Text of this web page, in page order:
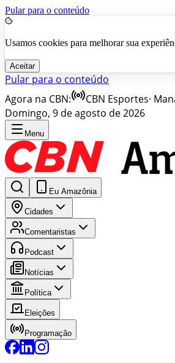
Pular para o conteúdo
Usamos cookies para melhorar sua
Aceitar
Pular para o conteúdo
Agora na CBN:
CBN Esportes·
Domingo, 9 de agosto de 2026
Menu
Eu Amazônia
Cidades
Comentaristas
Podcast
Notícias
Política
Eleições
Programação